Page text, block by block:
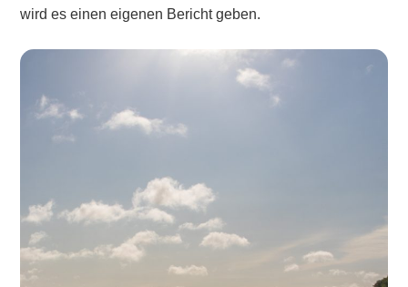
wird es einen eigenen Bericht geben.